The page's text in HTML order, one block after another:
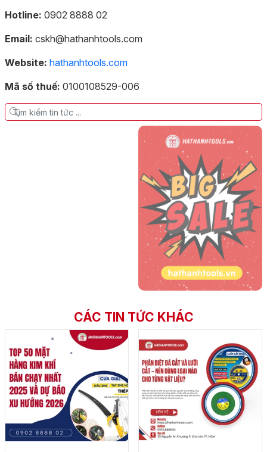
Hotline: 0902 8888 02
Email: cskh@hathanhtools.com
Website: hathanhtools.com
Mã số thuế: 0100108529-006
CÁC TIN TỨC KHÁC